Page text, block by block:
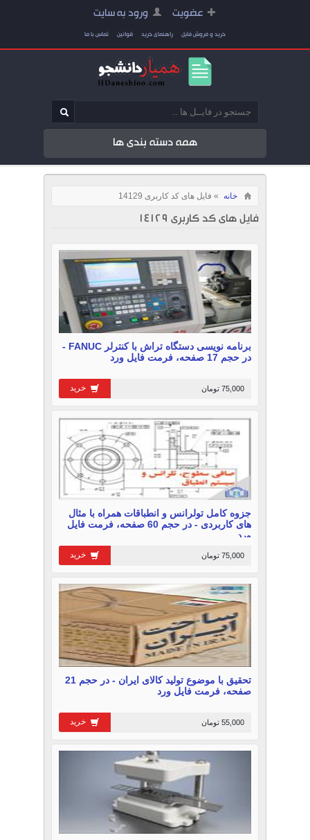
عضویت ورود به سایت
خرید و فروش فایل راهنمای خرید قوانین تماس با ما
همه دسته بندی ها
خانه » فایل های کد کاربری 14129
فایل های کد کاربری 14129
برنامه نویسی دستگاه تراش با کنترلر FANUC -
در حجم 17 صفحه، فرمت فایل ورد
خرید 75,000 تومان
جزوه کامل تولرانس و انطباقات همراه با مثال
های کاربردی - در حجم 60 صفحه، فرمت فایل
ورد
خرید 75,000 تومان
تحقیق با موضوع تولید کالای ایران - در حجم 21
صفحه، فرمت فایل ورد
خرید 55,000 تومان